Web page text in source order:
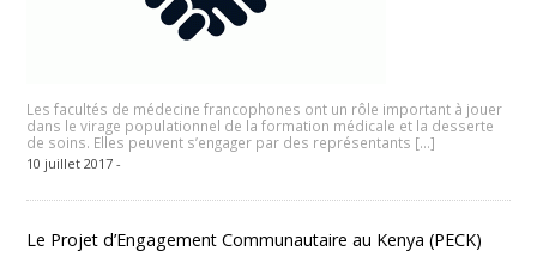
Les facultés de médecine francophones ont un rôle important à jouer
dans le virage populationnel de la formation médicale et la desserte
de soins. Elles peuvent s’engager par des représentants […]
10 juillet 2017 -
Le Projet d’Engagement Communautaire au Kenya (PECK)